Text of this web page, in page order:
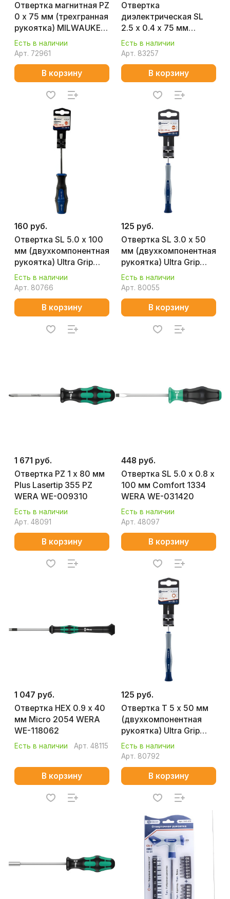
Отвертка магнитная PZ
0 х 75 мм (трехгранная
рукоятка) MILWAUKEE
4932471790
Есть в наличии
Арт. 72961
В корзину
Отвертка
диэлектрическая SL
2.5 х 0.4 х 75 мм
Ergonic FELO 41302590
Есть в наличии
Арт. 83257
В корзину
160 руб.
Отвертка SL 5.0 х 100
мм (двухкомпонентная
рукоятка) Ultra Grip
КОБАЛЬТ 646-256
Есть в наличии
Арт. 80766
В корзину
125 руб.
Отвертка SL 3.0 х 50
мм (двухкомпонентная
рукоятка) Ultra Grip
КОБАЛЬТ 245-312
Есть в наличии
Арт. 80055
В корзину
1 671 руб.
Отвертка PZ 1 х 80 мм
Plus Lasertip 355 PZ
WERA WE-009310
Есть в наличии
Арт. 48091
В корзину
448 руб.
Отвертка SL 5.0 х 0.8 х
100 мм Comfort 1334
WERA WE-031420
Есть в наличии
Арт. 48097
В корзину
1 047 руб.
Отвертка HEX 0.9 х 40
мм Micro 2054 WERA
WE-118062
Есть в наличии Арт. 48115
В корзину
125 руб.
Отвертка T 5 х 50 мм
(двухкомпонентная
рукоятка) Ultra Grip
КОБАЛЬТ 245-336
Есть в наличии
Арт. 80792
В корзину